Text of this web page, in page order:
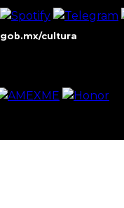
gob.mx/cultura